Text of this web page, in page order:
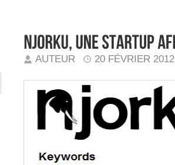
AUTEUR 20 FÉVRIER 2012